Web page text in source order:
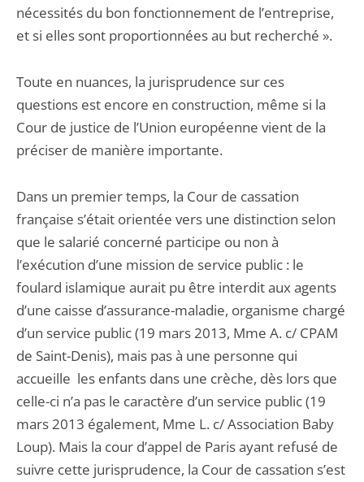
nécessités du bon fonctionnement de l’entreprise,
et si elles sont proportionnées au but recherché ».
Toute en nuances, la jurisprudence sur ces
questions est encore en construction, même si la
Cour de justice de l’Union européenne vient de la
préciser de manière importante.
Dans un premier temps, la Cour de cassation
française s’était orientée vers une distinction selon
que le salarié concerné participe ou non à
l’exécution d’une mission de service public : le
foulard islamique aurait pu être interdit aux agents
d’une caisse d’assurance-maladie, organisme chargé
d’un service public (19 mars 2013, Mme A. c/ CPAM
de Saint-Denis), mais pas à une personne qui
accueille les enfants dans une crèche, dès lors que
celle-ci n’a pas le caractère d’un service public (19
mars 2013 également, Mme L. c/ Association Baby
Loup). Mais la cour d’appel de Paris ayant refusé de
suivre cette jurisprudence, la Cour de cassation s’est